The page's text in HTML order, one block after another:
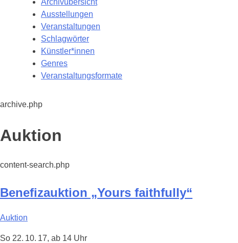
Archivübersicht
Ausstellungen
Veranstaltungen
Schlagwörter
Künstler*innen
Genres
Veranstaltungsformate
archive.php
Kategorie:
Auktion
content-search.php
Benefizauktion „Yours faithfully“
Auktion
So 22. 10. 17, ab 14 Uhr